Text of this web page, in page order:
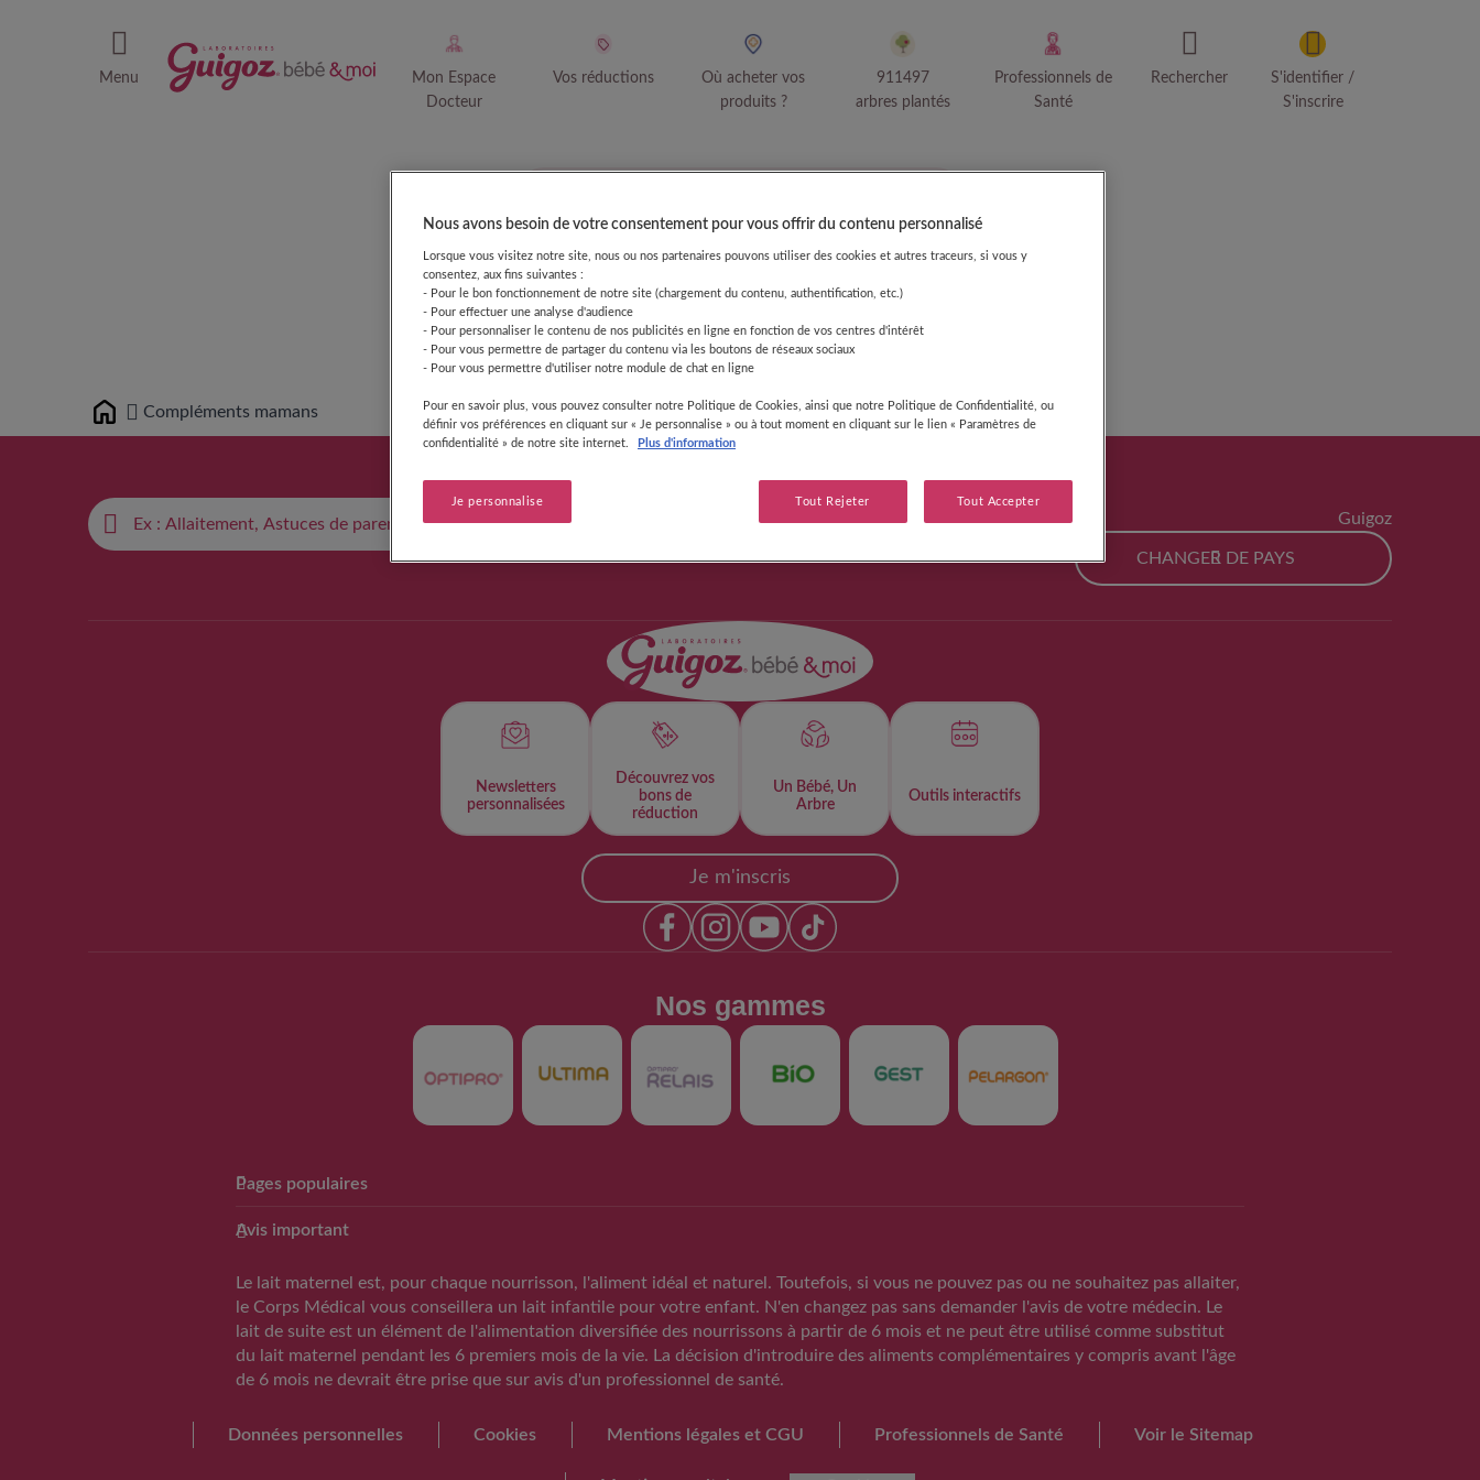
Menu
Mon Espace
Docteur
Vos réductions
Où acheter vos
produits ?
911497
arbres plantés
Professionnels de
Santé
Rechercher
S'identifier /
S'inscrire
Compléments mamans
Home
Compléments mamans
Guigoz
CHANGER DE PAYS
Newsletters
personnalisées​
Découvrez vos
bons de
réduction
Un Bébé, Un
Arbre
Outils interactifs​
Je m'inscris
Nos gammes​
Pages populaires
Avantage Club bébé & moi
Calculateur date d’accouchement
Calculateur periode d’ovulation
Calendrier Grossese
Guide de l’alimentation
Trouver mon produit
Nous contacter
RAPPEL VOLONTAIRE ET PREVENTIF
DE LOTS DE LAITS INFANTILES
GUIGOZ ®
Avis important
Le lait maternel est, pour chaque nourrisson, l'aliment idéal et naturel. Toutefois, si vous ne pouvez pas ou ne souhaitez pas allaiter,
le Corps Médical vous conseillera un lait infantile pour votre enfant. N'en changez pas sans demander l'avis de votre médecin. Le
lait de suite est un élément de l'alimentation diversifiée des nourrissons à partir de 6 mois et ne peut être utilisé comme substitut
du lait maternel pendant les 6 premiers mois de la vie. La décision d'introduire des aliments complémentaires y compris avant l'âge
de 6 mois ne devrait être prise que sur avis d'un professionnel de santé.
Données personnelles Cookies Mentions légales et CGU Professionnels de Santé Voir le Sitemap
Nous avons besoin de votre consentement pour vous offrir du contenu personnalisé
Lorsque vous visitez notre site, nous ou nos partenaires pouvons utiliser des cookies et autres traceurs, si vous y
consentez, aux fins suivantes :
- Pour le bon fonctionnement de notre site (chargement du contenu, authentification, etc.)
- Pour effectuer une analyse d'audience
- Pour personnaliser le contenu de nos publicités en ligne en fonction de vos centres d'intérêt
- Pour vous permettre de partager du contenu via les boutons de réseaux sociaux
- Pour vous permettre d'utiliser notre module de chat en ligne
Pour en savoir plus, vous pouvez consulter notre Politique de Cookies, ainsi que notre Politique de Confidentialité, ou
définir vos préférences en cliquant sur « Je personnalise » ou à tout moment en cliquant sur le lien « Paramètres de
confidentialité » de notre site internet.
Plus d'information
Je personnalise Tout Rejeter Tout Accepter